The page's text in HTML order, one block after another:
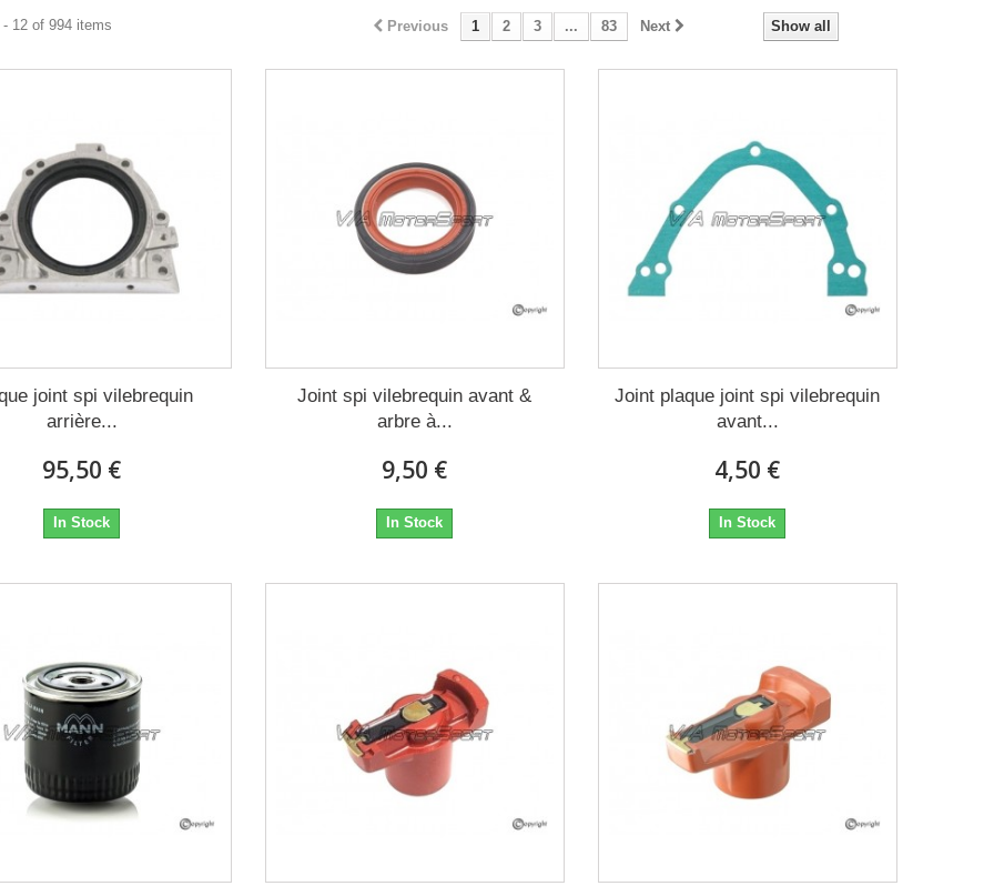
Show all
Previous 1 2 3 ... 83 Next
12 of 994 items
joint spi vilebrequin
arrière...
95,50 €
In Stock
Joint spi vilebrequin avant &
arbre à...
9,50 €
In Stock
Joint plaque joint spi vilebrequin
avant...
4,50 €
In Stock